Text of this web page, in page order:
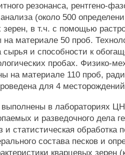
резонанса, рентгено-
анализа (около 500
в т.ч. с помощью
материале 50 проб.
сырья и способности к
пробах. Физико-
на материале 110 проб,
для 4
в лабораториях
и разведочного дела
и статистическая обработка
состава песков и
кварцевых зерен